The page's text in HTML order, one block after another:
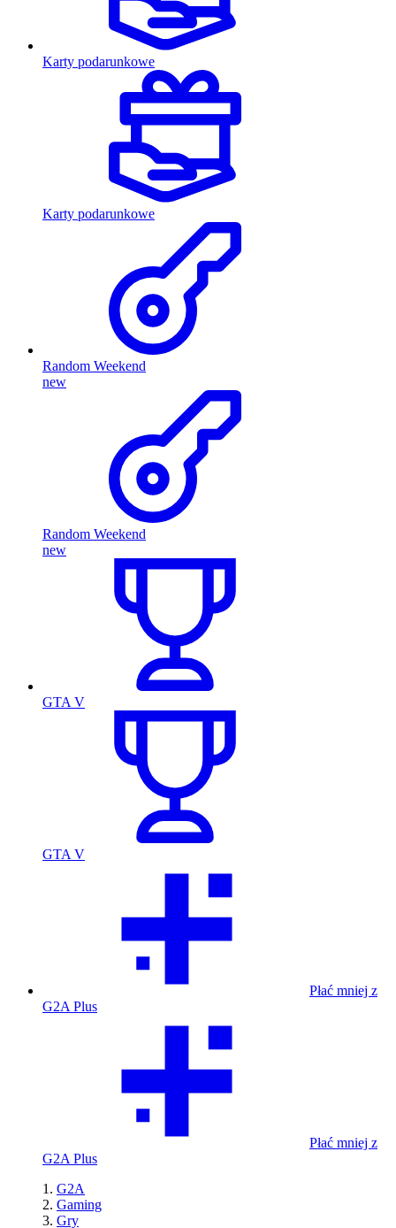
Karty podarunkowe
Karty podarunkowe
Random Weekend
new
Random Weekend
new
GTA V
GTA V
Płać mniej z
G2A Plus
Płać mniej z
G2A Plus
G2A
Gaming
Gry